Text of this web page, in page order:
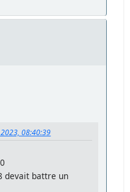
08:40:39
devait battre un